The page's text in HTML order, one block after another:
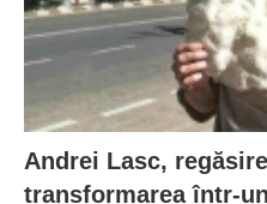
Andrei Lasc,
transformarea într-